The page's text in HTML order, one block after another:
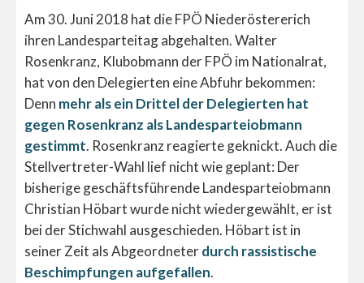
Am 30. Juni 2018 hat die FPÖ Niederöstererich
ihren Landesparteitag abgehalten. Walter
Rosenkranz, Klubobmann der FPÖ im Nationalrat,
hat von den Delegierten eine Abfuhr bekommen:
Denn mehr als ein Drittel der Delegierten hat
gegen Rosenkranz als Landesparteiobmann
gestimmt. Rosenkranz reagierte geknickt. Auch die
Stellvertreter-Wahl lief nicht wie geplant: Der
bisherige geschäftsführende Landesparteiobmann
Christian Höbart wurde nicht wiedergewählt, er ist
bei der Stichwahl ausgeschieden. Höbart ist in
seiner Zeit als Abgeordneterdurch rassistische
Beschimpfungen aufgefallen.